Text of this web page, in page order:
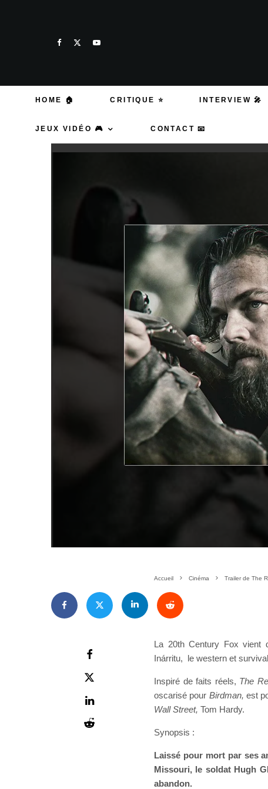
HOME 🏠 CRITIQUE ⭐ INTERVIEW 🎤
JEUX VIDÉO 🎮 CONTACT 📧
Accueil Cinéma Trailer de The
La 20th Century Fox vient
Inárritu, le western et survival
Inspiré de faits réels, The
oscarisé pour Birdman, est
Wall Street, Tom Hardy.
Synopsis :
Laissé pour mort par ses
Missouri, le soldat Hugh
abandon.